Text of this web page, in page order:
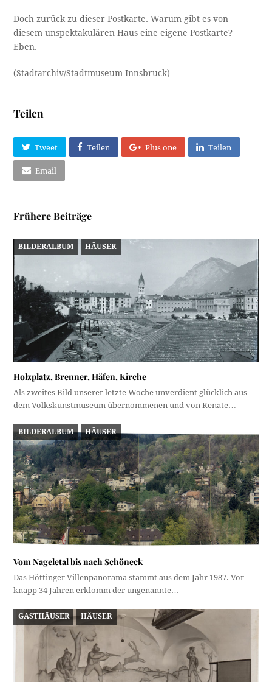
Doch zurück zu dieser Postkarte. Warum gibt es von
diesem unspektakulären Haus eine eigene Postkarte?
Eben.
(Stadtarchiv/Stadtmuseum Innsbruck)
Teilen
Tweet Teilen Plus one Teilen
Email
Frühere Beiträge
BILDERALBUM HÄUSER
Holzplatz, Brenner, Häfen, Kirche
Als zweites Bild unserer letzte Woche unverdient glücklich aus
dem Volkskunstmuseum übernommenen und von Renate…
BILDERALBUM HÄUSER
Vom Nageletal bis nach Schöneck
Das Höttinger Villenpanorama stammt aus dem Jahr 1987. Vor
knapp 34 Jahren erklomm der ungenannte…
GASTHÄUSER HÄUSER